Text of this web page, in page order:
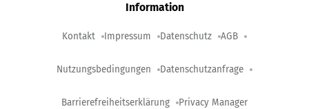
Information
Kontakt Impressum Datenschutz AGB
Nutzungsbedingungen Datenschutzanfrage
Barrierefreiheitserklärung Privacy Manager